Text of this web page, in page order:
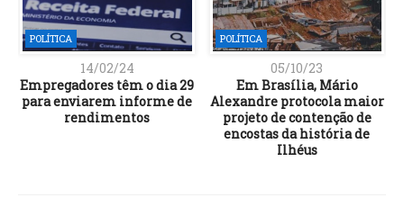
POLÍTICA
14/02/24
Empregadores têm o dia 29
para enviarem informe de
rendimentos
POLÍTICA
05/10/23
Em Brasília, Mário
Alexandre protocola maior
projeto de contenção de
encostas da história de
Ilhéus